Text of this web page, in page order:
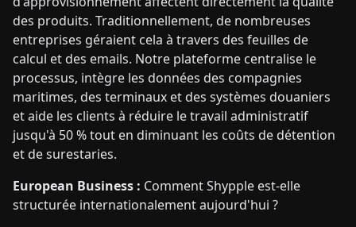
des produits. Traditionnellement, de nombreuses
entreprises géraient cela à travers des feuilles de
calcul et des emails. Notre plateforme centralise le
processus, intègre les données des compagnies
maritimes, des terminaux et des systèmes douaniers
et aide les clients à réduire le travail administratif
jusqu'à 50 % tout en diminuant les coûts de détention
et de surestaries.
European Business : Comment Shypple est-elle
structurée internationalement aujourd'hui ?